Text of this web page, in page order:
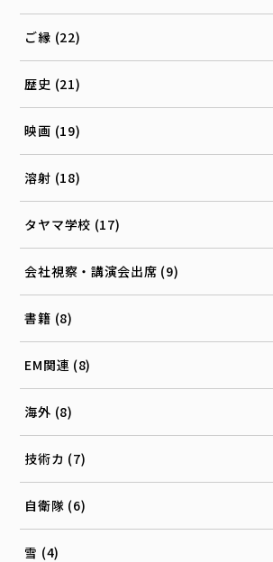
ご縁 (22)
歴史 (21)
映画 (19)
溶射 (18)
タヤマ学校 (17)
会社視察・講演会出席 (9)
書籍 (8)
EM関連 (8)
海外 (8)
技術カ (7)
自衛隊 (6)
雪 (4)